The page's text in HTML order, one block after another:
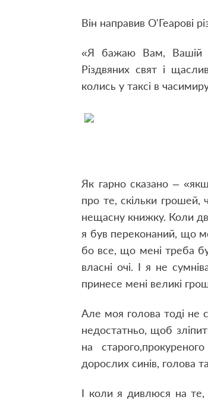
Він направив О'Геарові
«Я бажаю Вам, Вашій
Різдвяних свят і
колись у таксі в часи
Як гарно сказано –
про те, скільки грошей,
нещасну книжку. Коли
я був переконаний, що
бо все, що мені треба
власні очі. І я не
принесе мені великі
Але моя голова тоді не
недостатньо, щоб
на старого,
дорослих синів, голова
І коли я дивлюся на те,